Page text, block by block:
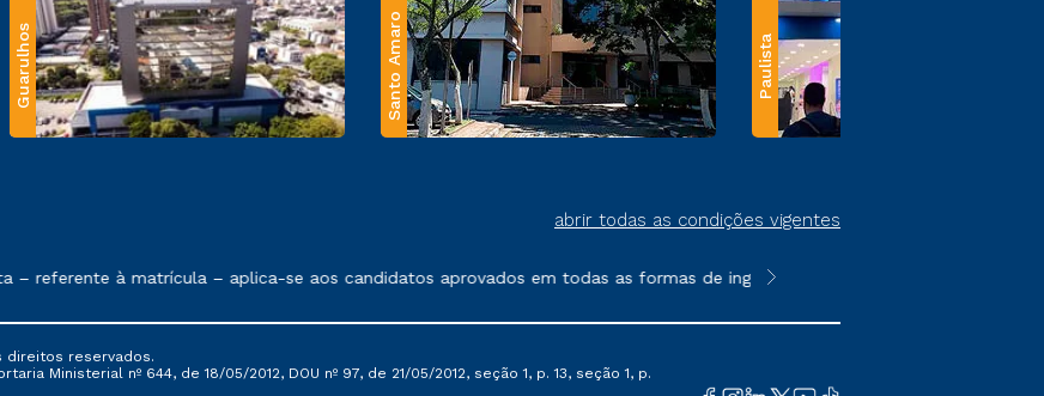
Guarulhos Santo Amaro Paulista
abrir todas as condições vigentes
no contrato de prestação de serviços.
referente à matrícula – aplica-se aos candidatos aprovados em todas as formas de ingresso, exceto na prova on-line ou
**Semipresencial e EAD são
direitos reservados.
Ministerial nº 644, de 18/05/2012, DOU nº 97, de 21/05/2012, seção 1, p. 13, seção 1, p.